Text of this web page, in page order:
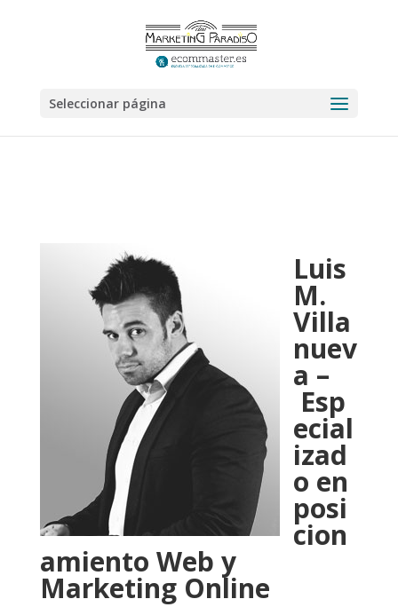
Seleccionar página
Luis
M.
Villa
nuev
a –
Esp
ecial
izad
o en
posi
cion
amiento Web y
Marketing Online